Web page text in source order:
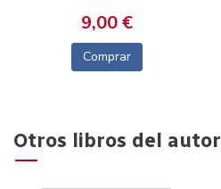
9,00 €
Comprar
Otros libros del autor